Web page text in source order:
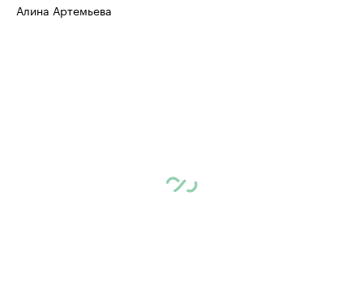
Алина Артемьева